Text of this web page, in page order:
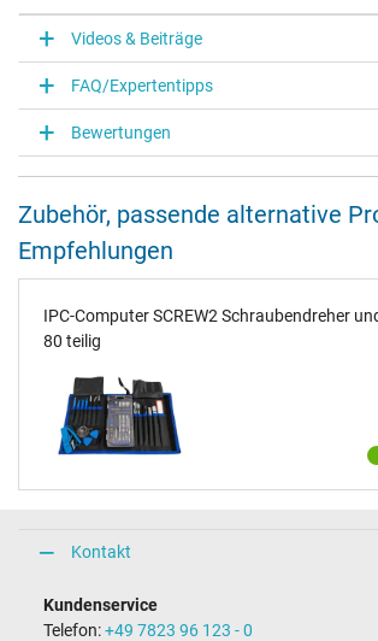
Notebook Stecker
Steckertyp / -form
eckig / 180° gerade
Steckerlänge (mm)
12,5 mm
1.00 m
Maße
180 mm / 85 mm / 33 mm
Überlast-, kurzschluss- und
Ja
Prüfsiegel
NOM NYCE
TÜV Geprüfte Sicherheit
UKCA
Videos & Beiträge
FAQ/Expertentipps
Bewertungen
Zubehör, passende alternative
Empfehlungen
IPC-Computer SCREW2 Schraubendreher
80 teilig
Kontakt
Kundenservice
Telefon:+49 7823 96 123 - 0